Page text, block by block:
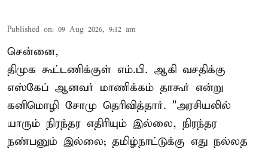
Published on: 09 Aug 2026, 9:12 am
சென்னை,
திமுக கூட்டணிக்குள் எம்.பி. ஆகி வசதிக்கு
எஸ்கேப் ஆனவர் மாணிக்கம் தாகூர் என்று
கனிமொழி சோமு தெரிவித்தார். "அரசியலில்
யாரும் நிரந்தர எதிரியும் இல்லை, நிரந்தர
நண்பனும் இல்லை; தமிழ்நாட்டுக்கு எது நல்லத